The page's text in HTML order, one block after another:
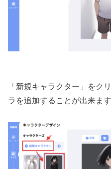
「新規キャラクター」をク
ラを追加することが出来ます